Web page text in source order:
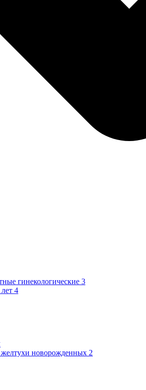
гинекологические 3
4
желтухи новорожденных 2